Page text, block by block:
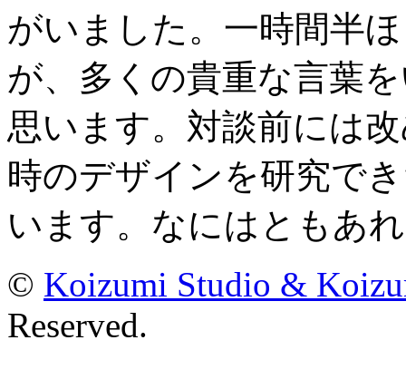
がいました。一時間半
が、多くの貴重な言葉
思います。対談前には
時のデザインを研究で
います。なにはともあ
© Koizumi Studio &
Reserved.